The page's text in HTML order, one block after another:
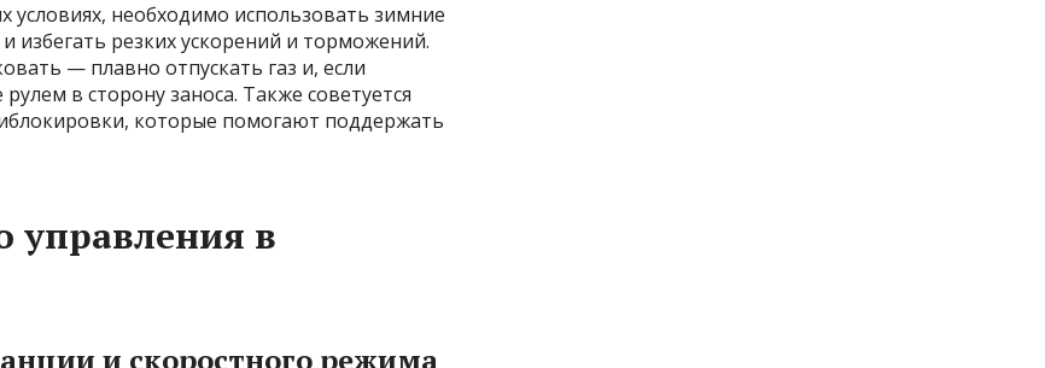
необходимо использовать зимние
резких ускорений и торможений.
— плавно отпускать газ и, если
в сторону заноса. Также советуется
которые помогают поддержать
управления в
и скоростного режима